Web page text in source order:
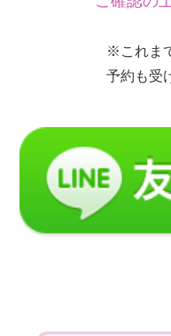
※これま
予約も受